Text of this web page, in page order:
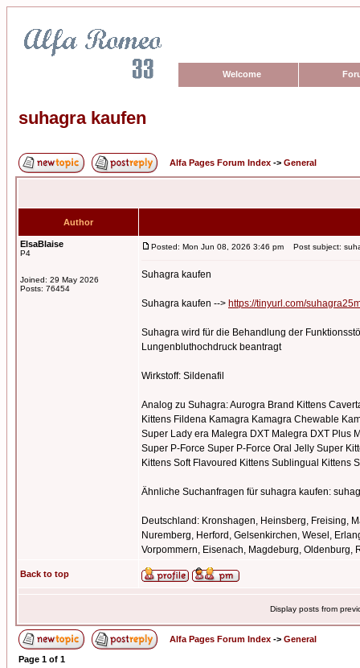
Welcome
suhagra kaufen
Alfa Pages Forum Index -> General
Author
ElsaBlaise
P4
Joined: 29 May 2026
Posts: 76454
Posted: Mon Jun 08, 2026 3:46 pm Post subject:
Suhagra kaufen
Suhagra kaufen --> https://tinyurl.com/
Suhagra wird für die Behandlung der
Lungenbluthochdruck beantragt
Wirkstoff: Sildenafil
Analog zu Suhagra: Aurogra Brand Kittens
Kittens Fildena Kamagra Kamagra Chewable
Super Lady era Malegra DXT Malegra DXT Plus
Super P-Force Super P-Force Oral Jelly Super
Kittens Soft Flavoured Kittens Sublingual Kittens
Ähnliche Suchanfragen für suhagra kaufen:
Deutschland: Kronshagen, Heinsberg, Freising,
Nuremberg, Herford, Gelsenkirchen, Wesel,
Vorpommern, Eisenach, Magdeburg,
Back to top
Display posts from
Alfa Pages Forum Index -> General
Page 1 of 1